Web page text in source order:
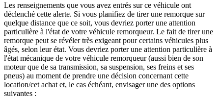
Les renseignements que vous avez entrés sur ce véhicule ont
déclenché cette alerte. Si vous planifiez de tirer une remorque sur
quelque distance que ce soit, vous devriez porter une attention
particulière à l'état de votre véhicule remorqueur. Le fait de tirer une
remorque peut se révéler très exigeant pour certains véhicules plus
âgés, selon leur état. Vous devriez porter une attention particulière à
l'état mécanique de votre véhicule remorqueur (aussi bien de son
moteur que de sa transmission, sa suspension, ses freins et ses
pneus) au moment de prendre une décision concernant cette
location/cet achat et, le cas échéant, envisager une des options
suivantes :